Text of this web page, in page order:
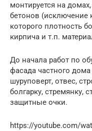
монтируется на
бетонов (исключение
которого плотность
кирпича и т.п.
До начала работ по
фасада частного
шуруповерт, отвес,
болгарку, стремянку,
защитные очки.
https://youtube.com/